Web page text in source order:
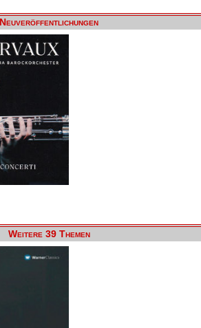
Neuveröffentlichungen
Weitere 39 Themen